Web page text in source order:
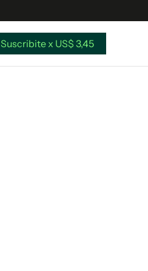
Suscribite x US$ 3,45